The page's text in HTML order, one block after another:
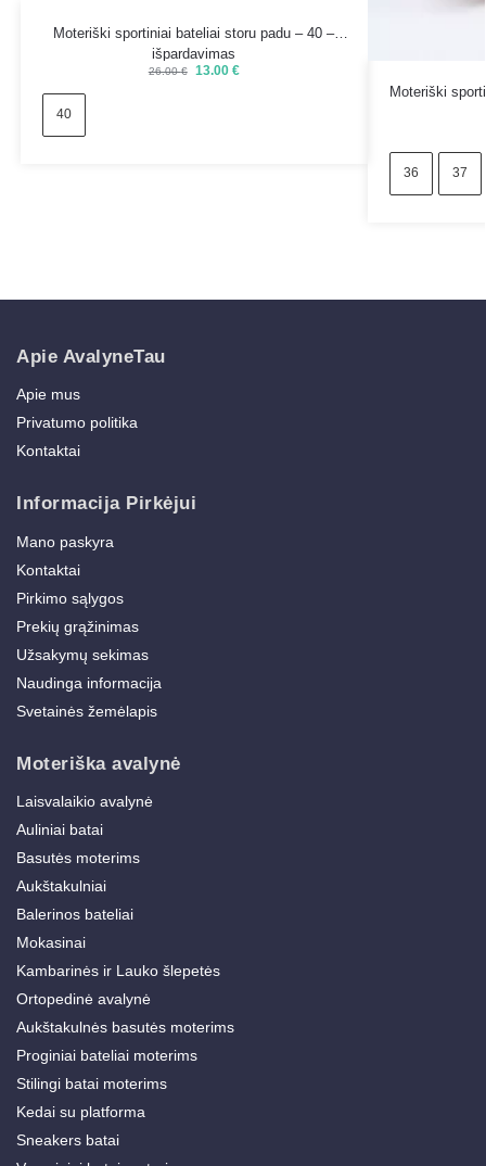
Moteriški sportiniai bateliai storu padu – 40 –
išpardavimas
26.00€ 13.00 €
40
Moteriški
36 37
Apie AvalyneTau
Apie mus
Privatumo politika
Kontaktai
Informacija Pirkėjui
Mano paskyra
Kontaktai
Pirkimo sąlygos
Prekių grąžinimas
Užsakymų sekimas
Naudinga informacija
Svetainės žemėlapis
Moteriška avalynė
Laisvalaikio avalynė
Auliniai batai
Basutės moterims
Aukštakulniai
Balerinos bateliai
Mokasinai
Kambarinės ir Lauko šlepetės
Ortopedinė avalynė
Aukštakulnės basutės moterims
Proginiai bateliai moterims
Stilingi batai moterims
Kedai su platforma
Sneakers batai